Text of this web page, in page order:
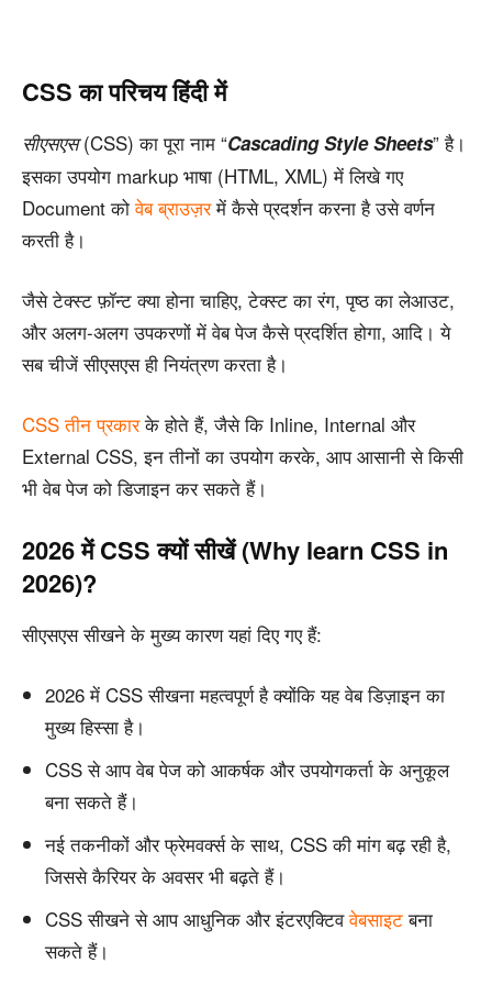
CSS का परिचय हिंदी में
सीएसएस(CSS) का पूरा नाम “Cascading Style Sheets” है।
इसका उपयोग markup भाषा (HTML, XML) में लिखे गए
Document कोवेब ब्राउज़रमें कैसे प्रदर्शन करना है उसे वर्णन
करती है।
जैसे टेक्स्ट फ़ॉन्ट क्या होना चाहिए, टेक्स्ट का रंग, पृष्ठ का लेआउट,
और अलग-अलग उपकरणों में वेब पेज कैसे प्रदर्शित होगा, आदि। ये
सब चीजें सीएसएस ही नियंत्रण करता है।
CSS तीन प्रकारके होते हैं, जैसे कि Inline, Internal और
External CSS, इन तीनों का उपयोग करके, आप आसानी से किसी
भी वेब पेज को डिजाइन कर सकते हैं।
2026 में CSS क्यों सीखें (Why learn CSS in
2026)?
सीएसएस सीखने के मुख्य कारण यहां दिए गए हैं:
2026 में CSS सीखना महत्वपूर्ण है क्योंकि यह वेब डिज़ाइन का
मुख्य हिस्सा है।
CSS से आप वेब पेज को आकर्षक और उपयोगकर्ता के अनुकूल
बना सकते हैं।
नई तकनीकों और फ्रेमवर्क्स के साथ, CSS की मांग बढ़ रही है,
जिससे कैरियर के अवसर भी बढ़ते हैं।
CSS सीखने से आप आधुनिक और इंटरएक्टिववेबसाइटबना
सकते हैं।